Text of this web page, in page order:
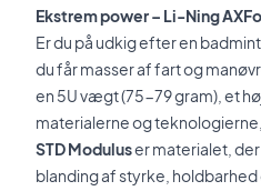
Ekstrem power – Li-Ning
Er du på udkig efter en
du får masser af fart og
en 5U vægt (75-79 gram), et
materialerne og
STD Moduluser materialet,
blanding af styrke,